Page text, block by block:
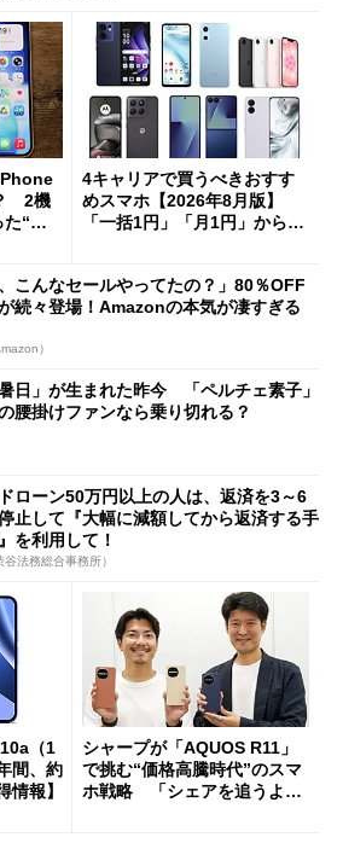
2機
“ス
4キャリアで買うべきおすす
めスマホ【2026年8月版】
「一括1円」「月1円」からお
、こんなセールやってたの？」80％OFF
続々登場！Amazonの本気が凄すぎる
）
暑日」が生まれた昨今 「ペルチェ素子」
腰掛けファンなら乗り切れる？
ローン50万円以上の人は、返済を3～6
止して『大幅に減額してから返済する手
を利用して！
谷法務総合事務所）
（1
間、約
情報】
シャープが「AQUOS R11」
で挑む“価格高騰時代”のスマ
ホ戦略 「シェアを追うより